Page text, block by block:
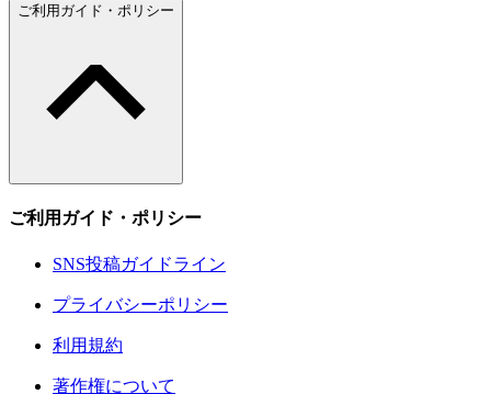
ご利用ガイド・ポリシー
ご利用ガイド・ポリシー
SNS投稿ガイドライン
プライバシーポリシー
利用規約
著作権について